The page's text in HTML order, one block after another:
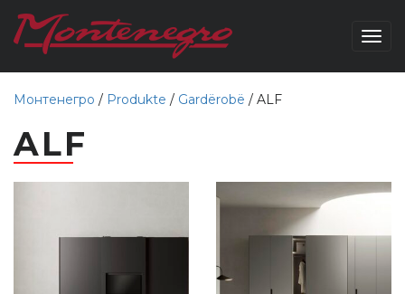
Монтенегро / Produkte / Gardërobë / ALF
ALF